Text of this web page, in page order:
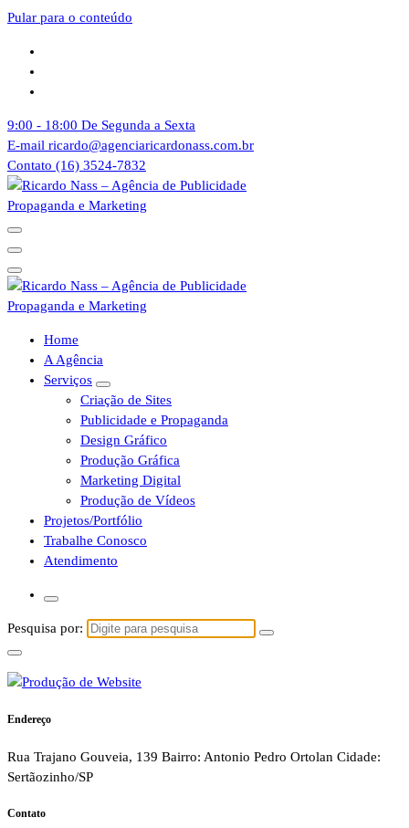
Pular para o conteúdo
9:00 - 18:00 De Segunda a Sexta
E-mail ricardo@agenciaricardonass.com.br
Contato (16) 3524-7832
cidade de Sertãozinho, Ribeirão Preto e todo o Brasil
Agência de Publicidade Ricardo Nass. Empresa especializadas em
comunicação offline e online, Nossa agência atende empresas da
cidade de Sertãozinho, Ribeirão Preto e todo o Brasil
Home
A Agência
Serviços
Criação de Sites
Publicidade e Propaganda
Design Gráfico
Produção Gráfica
Marketing Digital
Produção de Vídeos
Projetos/Portfólio
Trabalhe Conosco
Atendimento
Pesquisa por:
Endereço
Rua Trajano Gouveia, 139 Bairro: Antonio Pedro Ortolan Cidade:
Sertãozinho/SP
Contato